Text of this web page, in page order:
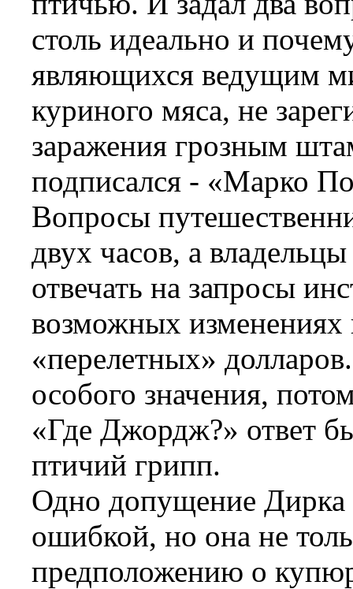
столь идеально и
являющихся ведущим
куриного мяса, не
заражения грозным
подписался - «Марко
Вопросы
двух часов, а
отвечать на запросы
возможных изменениях
«перелетных»
особого значения,
«Где Джордж?» ответ
птичий грипп.
Одно допущение Дирка
ошибкой, но она не
предположению о